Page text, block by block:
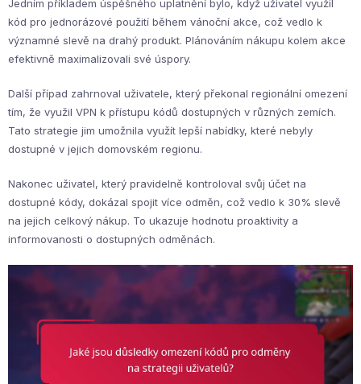
Jedním příkladem úspěšného uplatnění bylo, když uživatel využil
kód pro jednorázové použití během vánoční akce, což vedlo k
významné slevě na drahý produkt. Plánováním nákupu kolem akce
efektivně maximalizovali své úspory.
Další případ zahrnoval uživatele, který překonal regionální omezení
tím, že využil VPN k přístupu kódů dostupných v různých zemích.
Tato strategie jim umožnila využít lepší nabídky, které nebyly
dostupné v jejich domovském regionu.
Nakonec uživatel, který pravidelně kontroloval svůj účet na
dostupné kódy, dokázal spojit více odměn, což vedlo k 30% slevě
na jejich celkový nákup. To ukazuje hodnotu proaktivity a
informovanosti o dostupných odměnách.